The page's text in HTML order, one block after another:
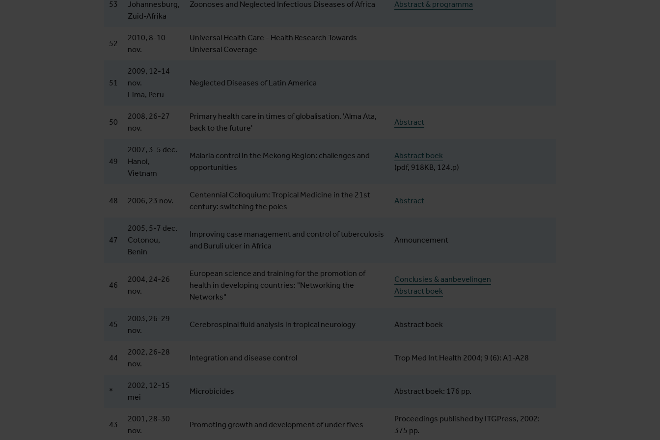
53
Johannesburg,
Zuid-Afrika
Zoonoses and Neglected Infectious Diseases of Africa Abstract & programma
52
2010, 8-10
nov.
Universal Health Care - Health Research Towards
Universal Coverage
51
2009, 12-14
nov.
Lima, Peru
Neglected Diseases of Latin America
50
2008, 26-27
nov.
Primary health care in times of globalisation. 'Alma Ata,
back to the future'
Abstract
49
2007, 3-5 dec.
Hanoi,
Vietnam
Malaria control in the Mekong Region: challenges and
opportunities
Abstract boek
(pdf, 918KB, 124.p)
48 2006, 23 nov.
Centennial Colloquium: Tropical Medicine in the 21st
century: switching the poles
Abstract
47
2005, 5-7 dec.
Cotonou,
Benin
Improving case management and control of tuberculosis
and Buruli ulcer in Africa
Announcement
46
2004, 24-26
nov.
European science and training for the promotion of
health in developing countries: "Networking the
Networks"
Conclusies & aanbevelingen
Abstract boek
45
2003, 26-29
nov.
Cerebrospinal fluid analysis in tropical neurology Abstract boek
44
2002, 26-28
nov.
Integration and disease control Trop Med Int Health 2004; 9 (6): A1-A28
*
2002, 12-15
mei
Microbicides Abstract boek: 176 pp.
43
2001, 28-30
nov.
Promoting growth and development of under fives
Proceedings published by ITGPress, 2002:
375 pp.